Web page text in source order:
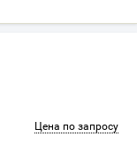
Цена по запросу